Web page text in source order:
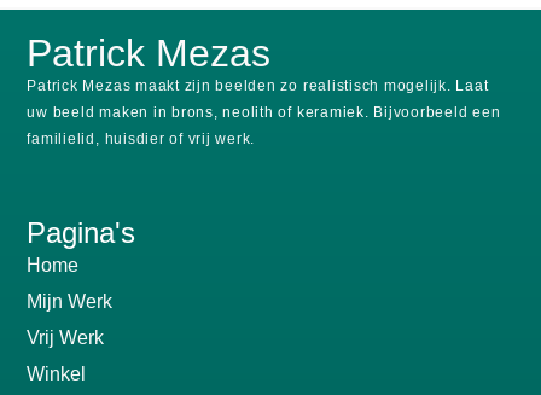
Patrick Mezas
Patrick Mezas maakt zijn beelden zo realistisch mogelijk. Laat
uw beeld maken in brons, neolith of keramiek. Bijvoorbeeld een
familielid, huisdier of vrij werk.
Pagina's
Home
Mijn Werk
Vrij Werk
Winkel